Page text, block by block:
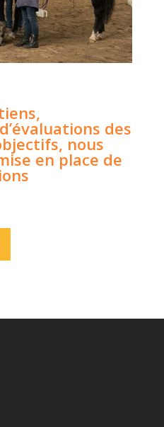
des
nous
en place de